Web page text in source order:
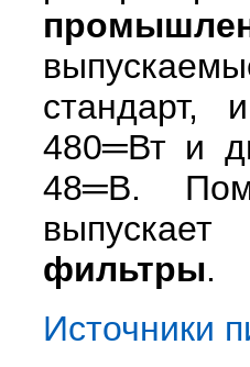
стандарт,
480═Вт и
48═В.
фильтры.
Источники